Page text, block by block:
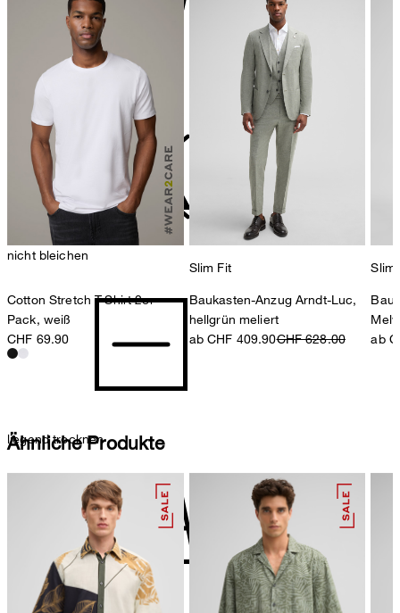
Handwäsche
nicht bleichen
liegend trocknen
Cotton Stretch T-Shirt 2er
Pack, weiß
CHF 69.90
Slim Fit
Baukasten-Anzug Arndt-Luc,
hellgrün meliert
ab CHF 409.90CHF 628.00
Slim
ab
Ähnliche Produkte